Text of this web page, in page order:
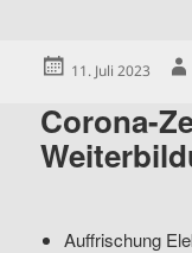
Posted
11. Juli 2023
Corona-
Auffrischung